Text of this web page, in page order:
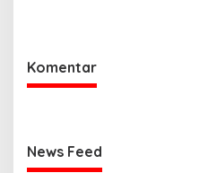
Komentar
News Feed